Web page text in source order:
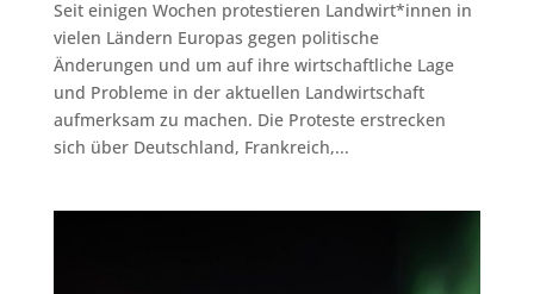
Seit einigen Wochen protestieren Landwirt*innen in
vielen Ländern Europas gegen politische
Änderungen und um auf ihre wirtschaftliche Lage
und Probleme in der aktuellen Landwirtschaft
aufmerksam zu machen. Die Proteste erstrecken
sich über Deutschland, Frankreich,...